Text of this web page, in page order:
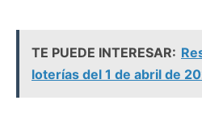
TE PUEDE INTERESAR:
loterías del 1 de abril de